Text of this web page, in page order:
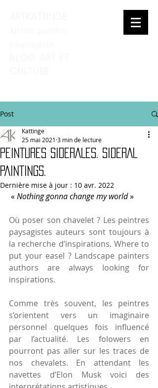
Post
PEINTURES SIDERALES. SIDERAL
PAINTINGS.
Kattinge
25 mai 2021 3 min de lecture
Dernière mise à jour : 10 avr. 2022
« Nothing gonna change my world »
Où poser son chavelet ? Les peintres
paysagistes auteurs sont toujours à
la recherche d’inspirations. Where to
put your easel ? Landscape painters
authors are always looking for
inspirations.
Comme très souvent, les peintres
s’orientent vers un imaginaire
personnel quelques fois influencé
par l’actualité. Les folowers en
pourront pas aller sur les traces de
nos chevalets. En attendant les
navettes d’Elon Musk voici des